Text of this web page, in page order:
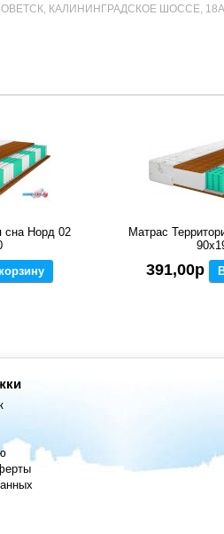
КАЛИНИНГРАДСКОЕ ШОССЕ, 18А.
сна Норд 02
Матрас
391,00р